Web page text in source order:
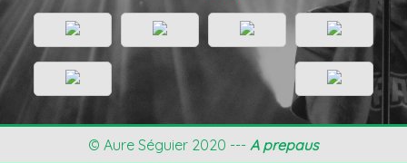
© Aure Séguier 2020 --- A prepaus